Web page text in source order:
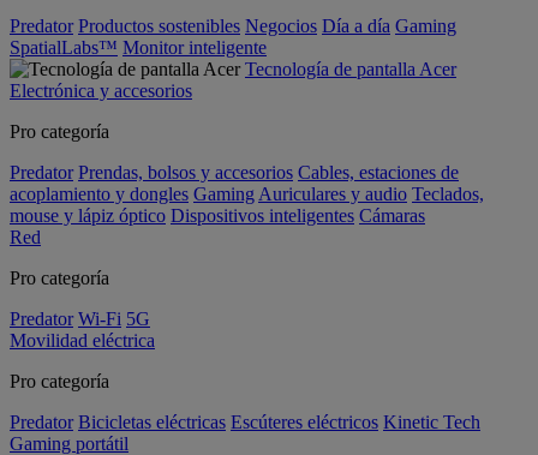
Predator Productos sostenibles Negocios Día a día Gaming
SpatialLabs™ Monitor inteligente
Tecnología de pantalla Acer
Electrónica y accesorios
Pro categoría
Predator Prendas, bolsos y accesorios Cables, estaciones de
acoplamiento y dongles Gaming Auriculares y audio Teclados,
mouse y lápiz óptico Dispositivos inteligentes Cámaras
Red
Pro categoría
Predator Wi-Fi 5G
Movilidad eléctrica
Pro categoría
Predator Bicicletas eléctricas Escúteres eléctricos Kinetic Tech
Gaming portátil